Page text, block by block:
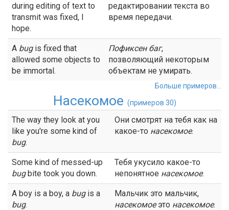
during editing of text to
transmit was fixed, I
hope.
редактировании текста во
время передачи.
A bugis fixed that
allowed some objects to
be immortal.
Пофиксен баг,
позволяющий некоторым
объектам не умирать.
Больше примеров...
Насекомое (примеров 30)
The way they look at you
like you're some kind of
bug.
Они смотрят на тебя как на
какое-то насекомое.
Some kind of messed-up
bugbite took you down.
Тебя укусило какое-то
непонятное насекомое.
A boy is a boy, a bugis a
bug.
Мальчик это мальчик,
насекомоеэто насекомое.